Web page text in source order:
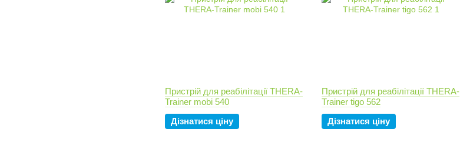
Пристрій для реабілітації THERA-
Trainer mobi 540
Дізнатися ціну
Пристрій для реабілітації THERA-
Trainer tigo 562
Дізнатися ціну